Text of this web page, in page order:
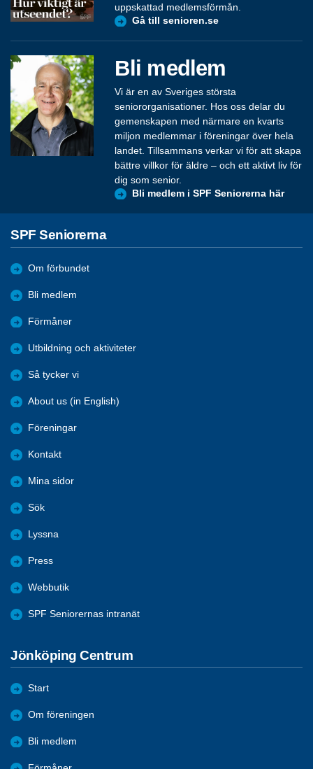
uppskattad medlemsförmån.
Gå till senioren.se
Bli medlem
Vi är en av Sveriges största
seniororganisationer. Hos oss delar du
gemenskapen med närmare en kvarts
miljon medlemmar i föreningar över hela
landet. Tillsammans verkar vi för att skapa
bättre villkor för äldre – och ett aktivt liv för
dig som senior.
Bli medlem i SPF Seniorerna här
SPF Seniorerna
Om förbundet
Bli medlem
Förmåner
Utbildning och aktiviteter
Så tycker vi
About us (in English)
Föreningar
Kontakt
Mina sidor
Sök
Lyssna
Press
Webbutik
SPF Seniorernas intranät
Jönköping Centrum
Start
Om föreningen
Bli medlem